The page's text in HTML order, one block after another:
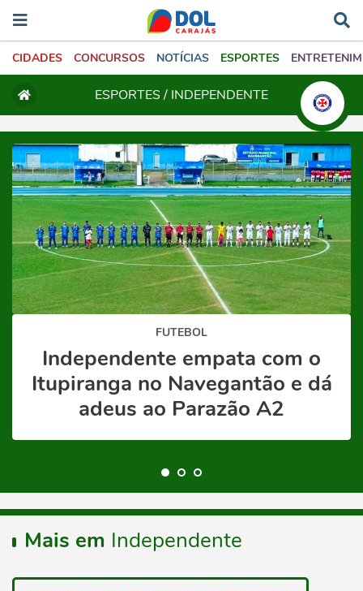
CIDADES CONCURSOS NOTÍCIAS ESPORTES
ESPORTES / INDEPENDENTE
FUTEBOL
Independente empata com o
Itupiranga no Navegantão e dá
adeus ao Parazão A2
Mais em Independente